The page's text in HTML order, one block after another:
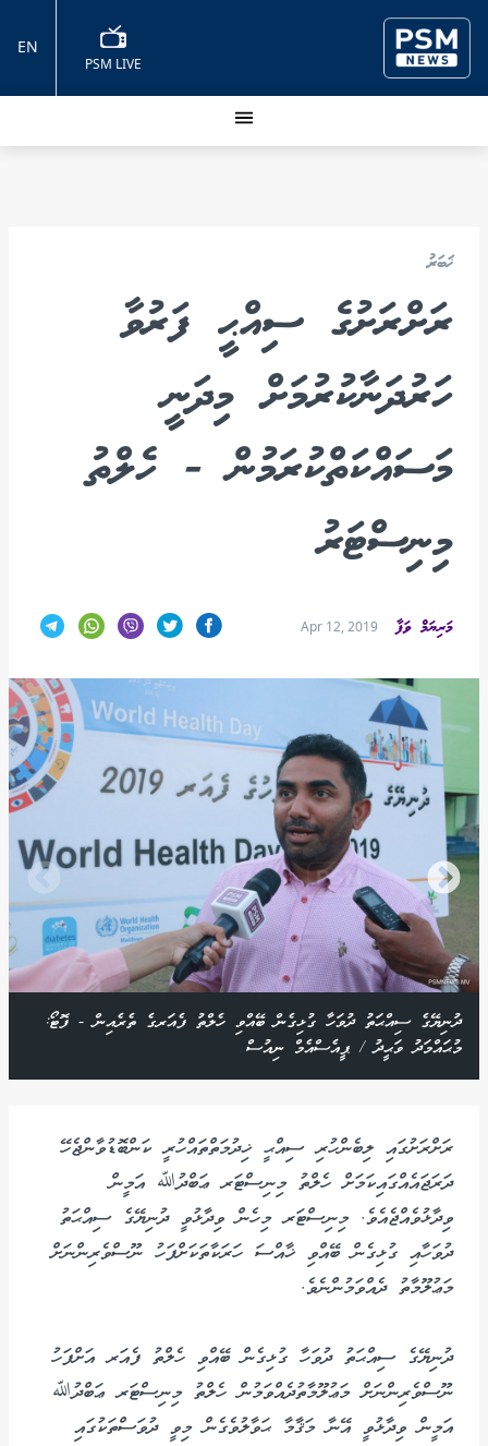
PSM LIVE
EN
ޚަބަރު
ރަށްރަށުގެ ސިއްޙީ ފަރުވާ
ހަރުދަނާކުރުމަށް މިދަނީ
މަސައްކަތްކުރަމުން - ހެލްތު
މިނިސްޓަރު
މަރިޔަމް ވަފާ Apr 12, 2019
ދުނިޔޭގެ ސިއްޙަތު ދުވަހާ ގުޅިގެން ބޭއްވި ހެލްތު ފެއަރގެ ތެރެއިން - ފޮޓޯ:
މުޙައްމަދު ވަޙީދު / ޕީއެސްއެމް ނިއުސް
ރަށްރަށުގައި ލިބެންހުރި ސިއްޙީ ޚިދުމަތްތައްހުރީ ކަންބޮޑުވާންޖެހޭ
ދަރަޖައެއްގައިކަމަށް ހެލްތު މިނިސްޓަރ ޢަބްދުﷲ އަމީން
ވިދާޅުވެއްޖެއެވެ. މިނިސްޓަރ މިހެން ވިދާޅުވީ ދުނިޔޭގެ ސިއްޙަތު
ދުވަހާއި ގުޅިގެން ބޭއްވި ޚާއްސަ ހަރަކާތަކަށްފަހު ނޫސްވެރިންނަށް
މަޢުލޫމާތު ދެއްވަމުންނެވެ.
ދުނިޔޭގެ ސިއްޙަތު ދުވަހާ ގުޅިގެން ބޭއްވި ހެލްތު ފެއަރ އަށްފަހު
ނޫސްވެރިންނަށް މަޢުލޫމާތުދެއްވަމުން ހެލްތު މިނިސްޓަރ ޢަބްދުﷲ
އަމީން ވިދާޅުވީ އޭނާ މަޤާމާ ޙަވާލުވެގެން މިވީ ދުވަސްތަކުގައި